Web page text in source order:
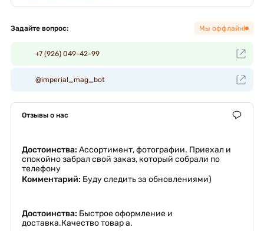
Задайте вопрос: Мы оффлайн!
+7 (926) 049-42-99
@imperial_mag_bot
Отзывы о нас
Достоинства: Ассортимент, фотографии. Приехал и
спокойно забрал свой заказ, который собрали по
телефону
Комментарий: Буду следить за обновлениями)
Достоинства: Быстрое оформление и
доставка.Качество товар а.